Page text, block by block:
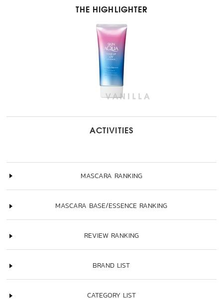
THE HIGHLIGHTER
ACTIVITIES
MASCARA RANKING
MASCARA BASE/ESSENCE RANKING
REVIEW RANKING
BRAND LIST
CATEGORY LIST